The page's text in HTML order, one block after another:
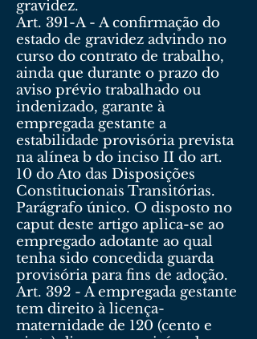
gravidez.
Art. 391-A - A confirmação do
estado de gravidez advindo no
curso do contrato de trabalho,
ainda que durante o prazo do
aviso prévio trabalhado ou
indenizado, garante à
empregada gestante a
estabilidade provisória prevista
na alínea b do inciso II do art.
10 do Ato das Disposições
Constitucionais Transitórias.
Parágrafo único. O disposto no
caput deste artigo aplica-se ao
empregado adotante ao qual
tenha sido concedida guarda
provisória para fins de adoção.
Art. 392 - A empregada gestante
tem direito à licença-
maternidade de 120 (cento e